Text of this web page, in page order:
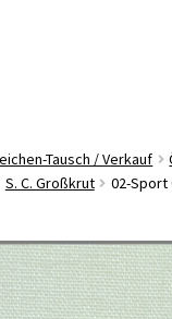
Tausch / Verkauf
S. C. Großkrut 02-Sport